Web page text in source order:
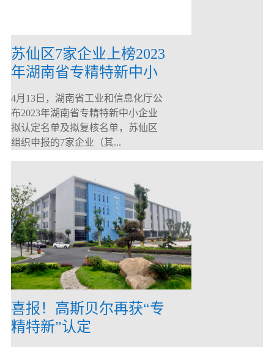
苏仙区7家企业上榜2023
年湖南省专精特新中小
企业
4月13日，湖南省工业和信息化厅公
布2023年湖南省专精特新中小企业
拟认定名单及拟复核名单，苏仙区
组织申报的7家企业（其...
喜报！高斯贝尔再获“专
精特新”认定